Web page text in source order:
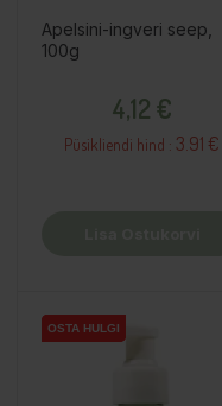
Apelsini-ingveri seep,
100g
4,12 €
Püsikliendi hind : 3.91 €
OSTA HULGI
OSTA HULGI
OSTA HULGI